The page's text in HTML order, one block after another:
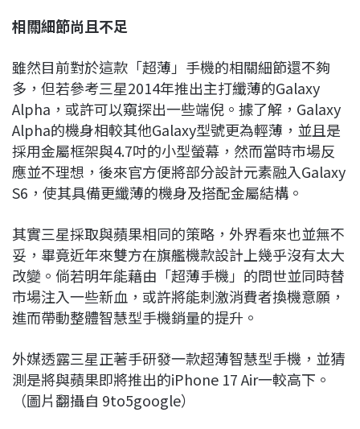
相關細節尚且不足
雖然目前對於這款「超薄」手機的相關細節還不夠
多，但若參考三星2014年推出主打纖薄的Galaxy
Alpha，或許可以窺探出一些端倪。據了解，Galaxy
Alpha的機身相較其他Galaxy型號更為輕薄，並且是
採用金屬框架與4.7吋的小型螢幕，然而當時市場反
應並不理想，後來官方便將部分設計元素融入Galaxy
S6，使其具備更纖薄的機身及搭配金屬結構。
其實三星採取與蘋果相同的策略，外界看來也並無不
妥，畢竟近年來雙方在旗艦機款設計上幾乎沒有太大
改變。倘若明年能藉由「超薄手機」的問世並同時替
市場注入一些新血，或許將能刺激消費者換機意願，
進而帶動整體智慧型手機銷量的提升。
外媒透露三星正著手研發一款超薄智慧型手機，並猜
測是將與蘋果即將推出的iPhone 17 Air一較高下。
（圖片翻攝自 9to5google）